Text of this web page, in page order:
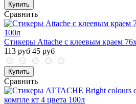
Купить
Сравнить
Стикеры Attache с клеевым краем
113 руб 45 руб
Купить
Сравнить